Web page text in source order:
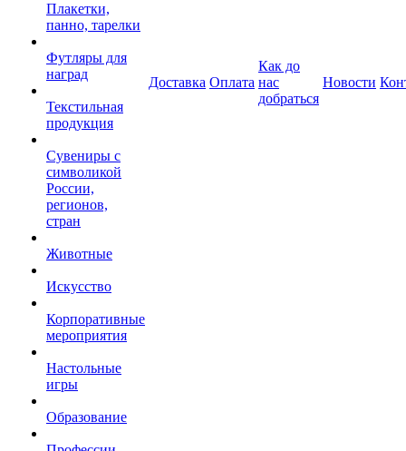
Плакетки,
панно, тарелки
Футляры для
наград
Текстильная
продукция
Сувениры с
символикой
России,
регионов,
стран
Животные
Искусство
Корпоративные
мероприятия
Настольные
игры
Образование
Доставка Оплата
Как до
нас
добраться
Новости